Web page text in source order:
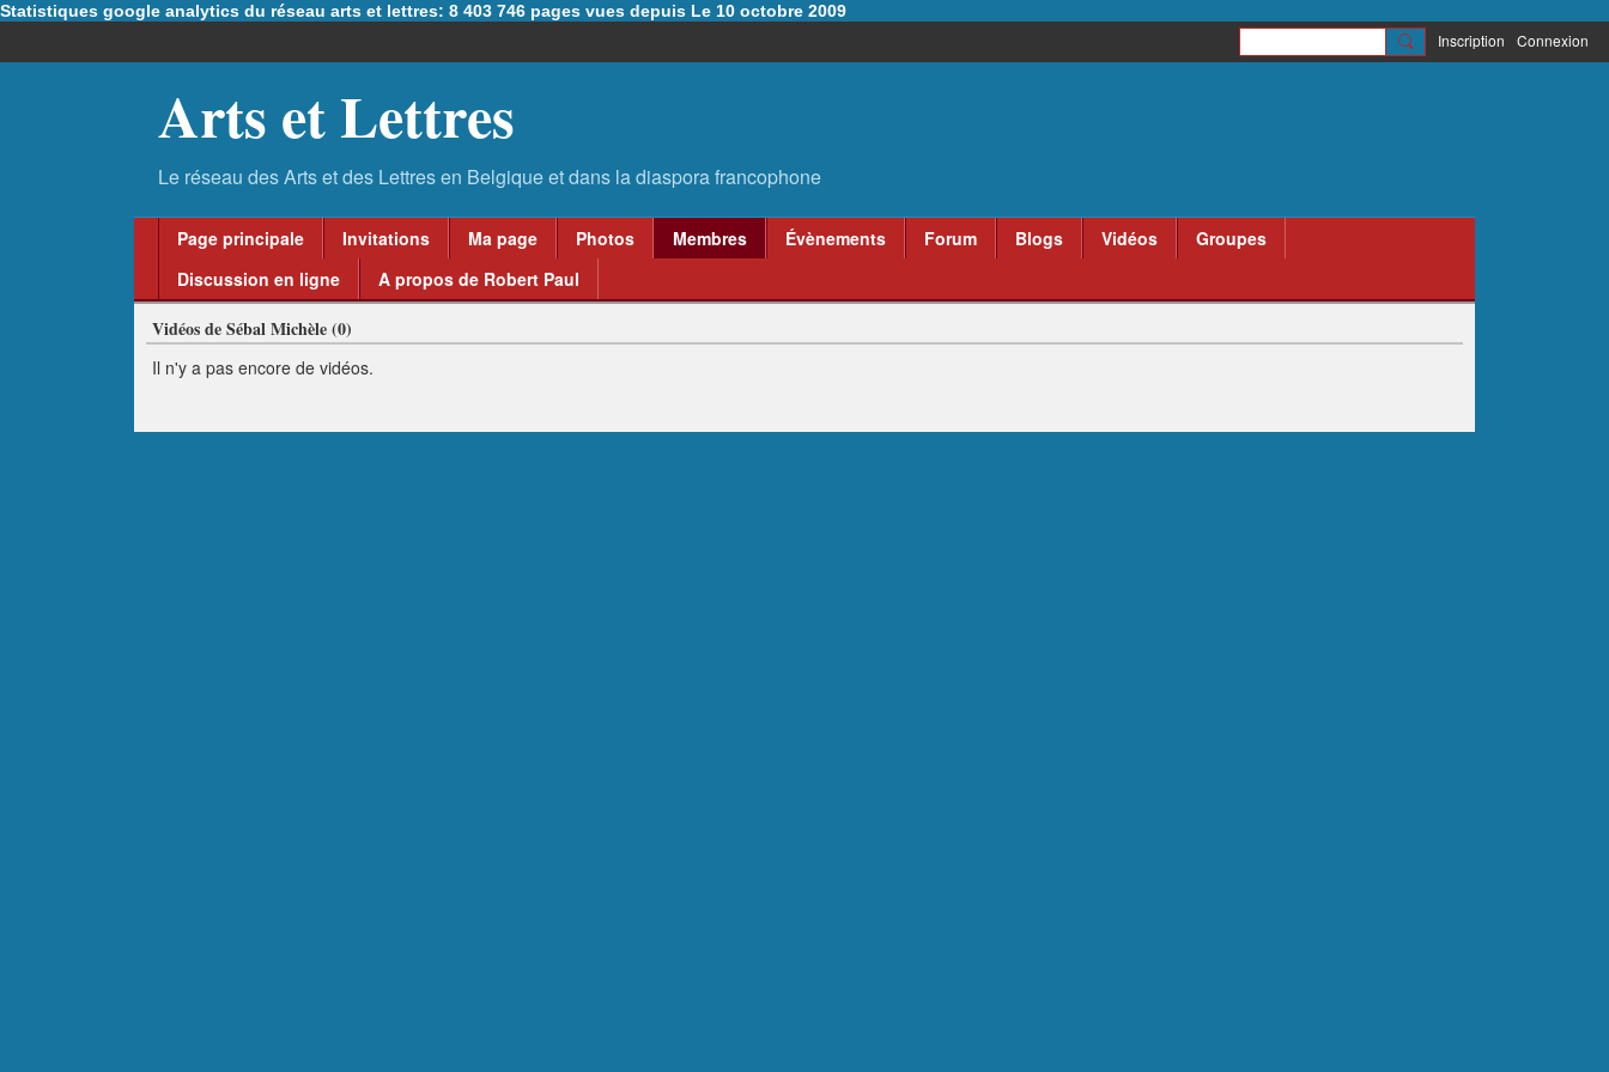
Statistiques google analytics du réseau arts et lettres: 8 403 746 pages vues depuis Le 10 octobre 2009
Inscription Connexion
Arts et Lettres
Page principale Invitations Ma page Photos Membres Évènements Forum Blogs Vidéos
Groupes
Discussion en ligne
A propos de Robert Paul
Vidéos de Sébal Michèle (0)
Il n'y a pas encore de vidéos.